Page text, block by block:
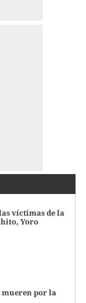
víctimas de la
Yoro
mueren por la